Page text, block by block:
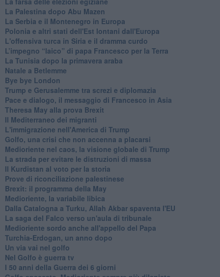
La Palestina dopo Abu Mazen
La Serbia e il Montenegro in Europa
Polonia e altri stati dell'Est lontani dall'Europa
L'offensiva turca in Siria e il dramma curdo
L’impegno “laico” di papa Francesco per la Terra
La Tunisia dopo la primavera araba
Natale a Betlemme
Bye bye London
Trump e Gerusalemme tra screzi e diplomazia
Pace e dialogo, il messaggio di Francesco in Asia
Theresa May alla prova Brexit
Il Mediterraneo dei migranti
L'immigrazione nell'America di Trump
Golfo, una crisi che non accenna a placarsi
Medioriente nel caos, la visione globale di Trump
La strada per evitare le distruzioni di massa
Il Kurdistan al voto per la storia
Prove di riconciliazione palestinese
Brexit: il programma della May
Medioriente, la variabile libica
Dalla Catalogna a Turku, Allah Akbar spaventa l'EU
La saga del Falco verso un'aula di tribunale
Medioriente sordo anche all'appello del Papa
Turchia-Erdogan, un anno dopo
Un via vai nel golfo
Nel Golfo è guerra tv
I 50 anni della Guerra dei 6 giorni